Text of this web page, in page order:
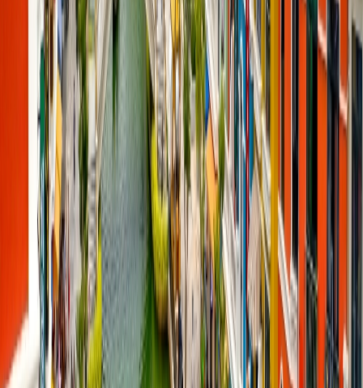
El Set-Jetting ofrece una experiencia única para explorar el mundo,
permitiendo a los espectadores vivir algunas escenas de sus películas
favoritas en la realidad. Así que si está harta de buscar los mismos
destinos de siempre en las revistas, debería planificar un viaje
basado en los lugares de sus películas o series favoritas, lo que
ofrecerá una experiencia única. Lee la información mencionada
arriba para conocer todo lo que necesitas sobre Set-Jetting, desde el
concepto hasta los lugares y el proceso de planificación. Espera que
os guste la información y se haya encontrado útil para planificar
vuestro próximo viaje de set-jetting.
Preguntas frecuentes
¿Por qué el set-jetting es una nueva tendencia popular?
El set-jetting es una nueva tendencia popular debido a las
plataformas de streaming, que muestran los lugares bajo una luz
idealizada, y también es una sensación de nostalgia de los
espectadores para conectarse con sus personajes favoritos.
¿Dónde puedo encontrar las ubicaciones de rodaje de películas o
series?
Para encontrar las ubicaciones de rodaje de películas o series para
set-jetting, se debe usar la sección de "Ubicaciones de rodaje" en
IMDB, los directorios globales y más.